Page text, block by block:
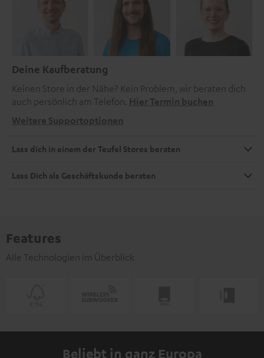
Deine Kaufberatung
Keinen Store in der Nähe? Kein Problem, wir beraten dich
auch persönlich am Telefon. Hier Termin buchen
Weitere Supportoptionen
Lass dich in einem der Teufel Stores beraten
Lass Dich als Geschäftskunde beraten
Features
Alle Technologien im Überblick
Beliebt in ganz Europa